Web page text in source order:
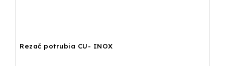
Rezač potrubia CU- INOX